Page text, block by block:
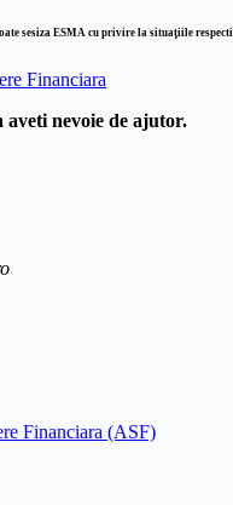
sesiza ESMA cu privire la situaţiile
Financiara
aveti nevoie de ajutor.
Financiara (ASF)